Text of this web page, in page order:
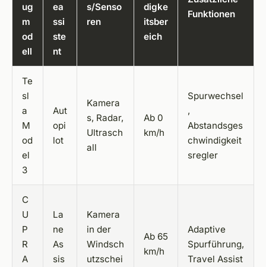
ug
m
od
ell
ea
ssi
ste
nt
s/Senso
ren
digke
itsber
eich
Funktionen
Te
sl
a
M
od
el
3
Aut
opi
lot
Kamera
s, Radar,
Ultrasch
all
Ab 0
km/h
Spurwechsel
,
Abstandsges
chwindigkeit
sregler
C
U
P
R
A
La
ne
As
sis
Kamera
in der
Windsch
utzschei
Ab 65
km/h
Adaptive
Spurführung,
Travel Assist